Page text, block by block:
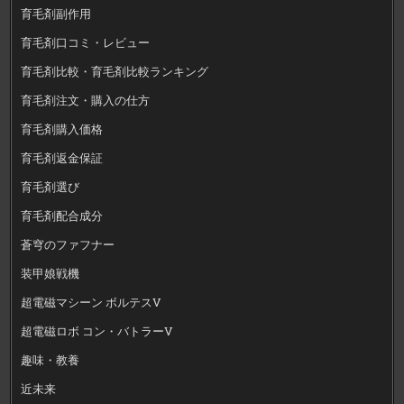
育毛剤副作用
育毛剤口コミ・レビュー
育毛剤比較・育毛剤比較ランキング
育毛剤注文・購入の仕方
育毛剤購入価格
育毛剤返金保証
育毛剤選び
育毛剤配合成分
蒼穹のファフナー
装甲娘戦機
超電磁マシーン ボルテスV
超電磁ロボ コン・バトラーV
趣味・教養
近未来